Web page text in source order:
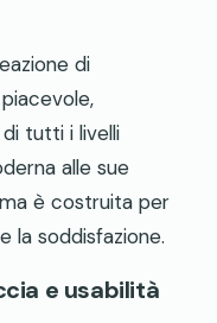
di
tutti i livelli
alle sue
è costruita per
la soddisfazione.
e usabilità